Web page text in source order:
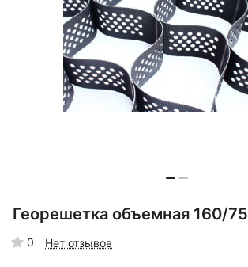
Георешетка объемная 160/75
0 Нет отзывов